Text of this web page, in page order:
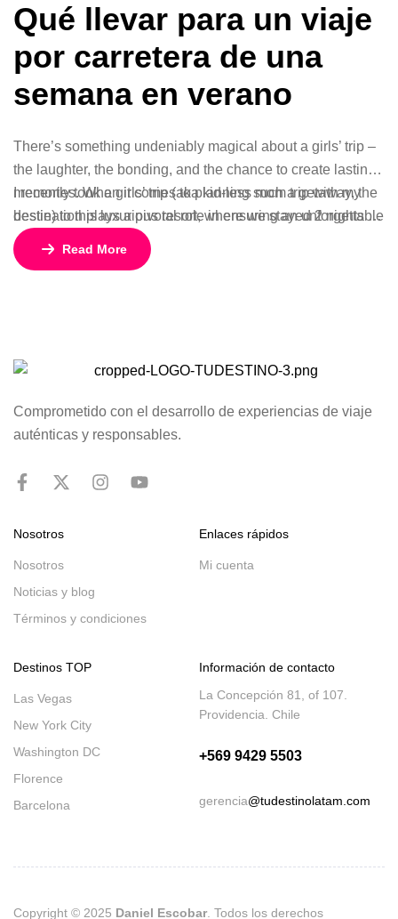
Qué llevar para un viaje
por carretera de una
semana en verano
There’s something undeniably magical about a girls’ trip –
the laughter, the bonding, and the chance to create lasting
memories. When it comes to planning such a getaway, the
destination plays a pivotal role in ensuring an unforgettable
experience.
I recently took a girls’ trip (aka kid-less mom trip with my
bestie) to this luxurious resort, where we stayed 2 nights in
a gorgeous bungalow, indulged at their incredible
restaurants, lounged by the pool, and enjoyed rejuvenating
Read More
Comprometido con el desarrollo de experiencias de viaje
auténticas y responsables.
Nosotros
Nosotros
Noticias y blog
Términos y condiciones
Enlaces rápidos
Mi cuenta
Destinos TOP
Las Vegas
New York City
Washington DC
Florence
Barcelona
Información de contacto
La Concepción 81, of 107.
Providencia. Chile
+569 9429 5503
gerencia@tudestinolatam.com
Copyright © 2025 Daniel Escobar . Todos los derechos